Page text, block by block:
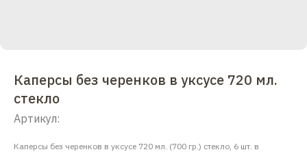
Каперсы без черенков в уксусе 720 мл.
стекло
Артикул:
Каперсы без черенков в уксусе 720 мл. (700 гр.) стекло, 6 шт. в